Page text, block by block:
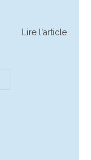
Lire l'article